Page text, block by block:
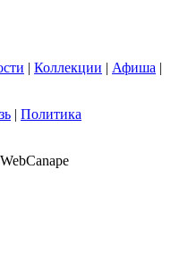
| Коллекции | Афиша |
| Политика